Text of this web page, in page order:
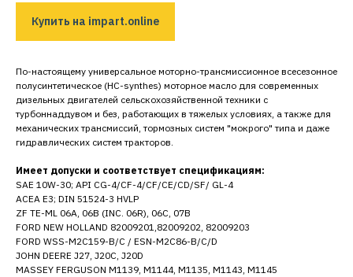
Купить на impart.online
По-настоящему универсальное моторно-трансмиссионное всесезонное
полусинтетическое (HC-synthes) моторное масло для современных
дизельных двигателей сельскохозяйственной техники с
турбоннаддувом и без, работающих в тяжелых условиях, а также для
механических трансмиссий, тормозных систем "мокрого" типа и даже
гидравлических систем тракторов.
Имеет допуски и соответствует спецификациям:
SAE 10W-30; API CG-4/CF-4/CF/CE/CD/SF/ GL-4
ACEA E3; DIN 51524-3 HVLP
ZF TE-ML 06A, 06B (INC. 06R), 06C, 07B
FORD NEW HOLLAND 82009201,82009202, 82009203
FORD WSS-M2C159-B/С / ESN-M2C86-B/С/D
JOHN DEERE J27, J20C, J20D
MASSEY FERGUSON M1139, M1144, M1135, M1143, M1145